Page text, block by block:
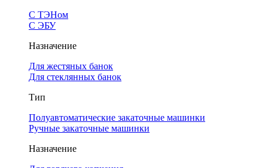
С ТЭНом
С ЭБУ
Назначение
Для жестяных банок
Для стеклянных банок
Тип
Полуавтоматические закаточные машинки
Ручные закаточные машинки
Назначение